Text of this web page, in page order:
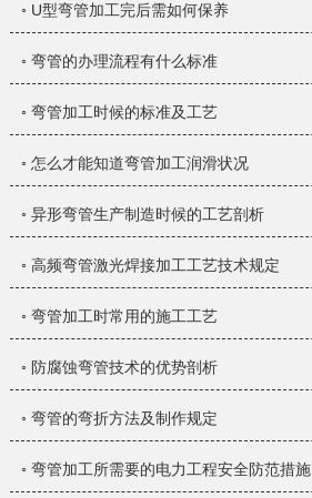
◦ U型弯管加工完后需如何保养
◦ 弯管的办理流程有什么标准
◦ 弯管加工时候的标准及工艺
◦ 怎么才能知道弯管加工润滑状况
◦ 异形弯管生产制造时候的工艺剖析
◦ 高频弯管激光焊接加工工艺技术规定
◦ 弯管加工时常用的施工工艺
◦ 防腐蚀弯管技术的优势剖析
◦ 弯管的弯折方法及制作规定
◦ 弯管加工所需要的电力工程安全防范措施